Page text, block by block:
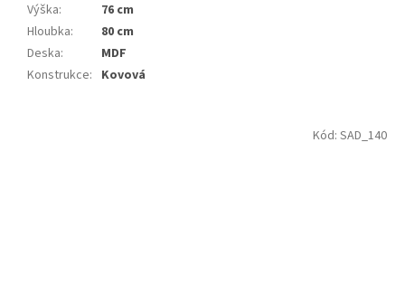
Výška:
76 cm
Hloubka:
80 cm
Deska:
MDF
Konstrukce: Kovová
Kód: SAD_140